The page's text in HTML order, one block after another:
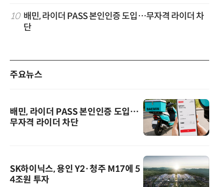
10 배민, 라이더 PASS 본인인증 도입…무자격 라이더 차
단
주요뉴스
배민, 라이더 PASS 본인인증 도입…
무자격 라이더 차단
SK하이닉스, 용인 Y2·청주 M17에 5
4조원 투자